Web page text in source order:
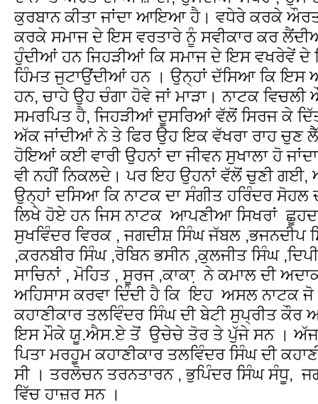
ਕੁਰਬਾਨ ਕੀਤਾ ਜਾਂਦਾ ਆਇਆ ਹੈ। ਵਧੇਰੇ ਕਰਕੇ
ਕਰਕੇ ਸਮਾਜ ਦੇ ਇਸ ਵਰਤਾਰੇ ਨੂੰ ਸਵੀਕਾਰ ਕਰ
ਹੁੰਦੀਆਂ ਹਨ ਜਿਹੜੀਆਂ ਕਿ ਸਮਾਜ ਦੇ ਇਸ ਵਖਰੇਵੇਂ ਦੇ
ਹਿੰਮਤ ਜੁਟਾਉਂਦੀਆਂ ਹਨ । ਉਨ੍ਹਾਂ ਦੱਸਿਆ ਕਿ ਇਸ
ਹਨ, ਚਾਹੇ ਉਹ ਚੰਗਾ ਹੋਵੇ ਜਾਂ ਮਾੜਾ। ਨਾਟਕ
ਸਮਰਪਿਤ ਹੈ, ਜਿਹੜੀਆਂ ਦੂਸਰਿਆਂ ਵੱਲੋਂ ਸਿਰਜ ਕੇ
ਅੱਕ ਜਾਂਦੀਆਂ ਨੇ ਤੇ ਫਿਰ ਉਹ ਇਕ ਵੱਖਰਾ ਰਾਹ
ਹੋਇਆਂ ਕਈ ਵਾਰੀ ਉਹਨਾਂ ਦਾ ਜੀਵਨ ਸੁਖਾਲਾ ਹੋ
ਵੀ ਨਹੀਂ ਨਿਕਲਦੇ। ਪਰ ਇਹ ਉਹਨਾਂ ਵੱਲੋਂ ਚੁਣੀ ਗਈ,
ਉਨ੍ਹਾਂ ਦਸਿ‍ਆ ਕਿ ਨਾਟਕ ਦਾ ਸੰਗੀਤ ਹਰਿੰਦਰ ਸੋਹਲ
ਲਿਖੇ ਹੋਏ ਹਨ ਜਿਸ ਨਾਟਕ ਆਪਣੀਆ ਸਿਖਰਾਂ
ਸੁਖਵਿੰਦਰ ਵਿਰਕ , ਜਗਦੀਸ਼ ਸਿੰਘ ਜੱਬਲ ,ਭਜਨਦੀਪ
,ਕਰਨਬੀਰ ਸਿੰਘ ,ਰੋਬਿਨ ਭਸੀਨ ,ਕੁਲਜੀਤ ਸਿੰਘ
ਸਾਚਿਨਾਂ , ਮੋਹਿਤ , ਸੂਰਜ ,ਕਾਕਾ਼ ਨੇ ਕਮਾਲ ਦੀ
ਅਹਿਸਾਸ ਕਰਵ‍ਾ ਦਿੰਦੀ ਹੈ ਕਿ ਇਹ ਅਸਲ ਨਾਟਕ
ਕਹਾਣੀਕਾਰ ਤਲਵਿੰਦਰ ਸਿੰਘ ਦੀ ਬੇਟੀ ਸੁਪ੍ਰੀਤ ਕੌਰ
ਇਸ ਮੌਕੇ ਯੂ.ਐਸ.ਏ ਤੋਂ ਉਚੇਚੇ ਤੋਰ ਤੇ ਪੁੱਜੇ ਸਨ । ਅੱਜ ਦੇ
ਪਿਤਾ ਮਰਹੂਮ ਕਹਾਣੀਕਾਰ ਤਲਵਿੰਦਰ ਸਿੰਘ ਦੀ
ਸੀ । ਤਰਲੋਚਨ ਤਰਨਤਾਰਨ , ਭੁਪਿੰਦਰ ਸਿੰਘ ਸੰਧੂ,
ਵਿੱਚ ਹਾਜ਼ਰ ਸਨ ।